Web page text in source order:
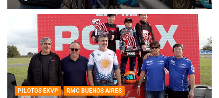
PILOTOS EKVP RMC BUENOS AIRES